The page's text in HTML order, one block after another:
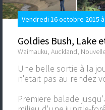
Vendredi 16 octobre 2015
Goldies Bush, Lake
Waimauku, Auckland,
Une belle sortie à la
n'etait pas au rendez
Premiere balade